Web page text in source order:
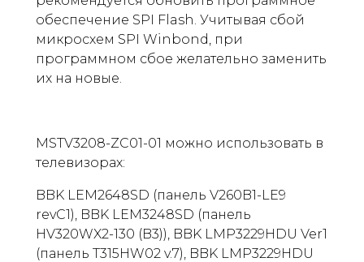
обеспечение SPI Flash. Учитывая сбой
микросхем SPI Winbond, при
программном сбое желательно заменить
их на новые.
MSTV3208-ZC01-01 можно использовать в
телевизорах:
BBK LEM2648SD (панель V260B1-LE9
revC1), BBK LEM3248SD (панель
HV320WX2-130 (B3)), BBK LMP3229HDU Ver1
(панель T315HW02 v.7), BBK LMP3229HDU